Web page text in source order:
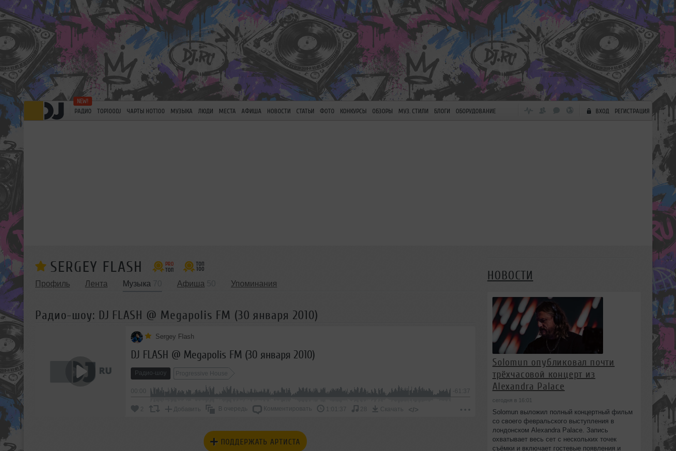
РАДИО TOP100DJ ЧАРТЫ HOT100 МУЗЫКА ЛЮДИ МЕСТА АФИША НОВОСТИ СТАТЬИ ФОТО КОНКУРСЫ ОБЗОРЫ МУЗ. СТИЛИ БЛОГИ ОБОРУДОВАНИЕ ВХОД РЕГИСТРАЦИЯ
SERGEY FLASH
Профиль Лента Музыка Афиша Упоминания
Радио-шоу: DJ FLASH @ Megapolis FM (30 января 2010)
Sergey Flash
DJ FLASH @ Megapolis FM (30 января 2010)
Радио-шоу Progressive House
-61:37
2 Добавить В очередь Комментировать 1:01:37 28 Скачать </>
ПОДДЕРЖАТЬ АРТИСТА
НОВОСТИ
Solomun опубликовал почти
трёхчасовой концерт из
Alexandra Palace
сегодня в 16:01
Solomun выложил полный концертный фильм
со своего февральского выступления в
лондонском Alexandra Palace. Запись
охватывает весь сет с нескольких точек
съёмки и включает гостевые появления и